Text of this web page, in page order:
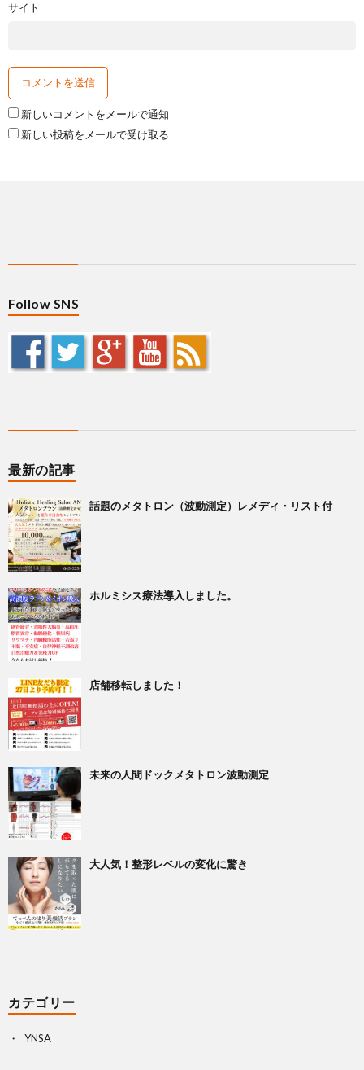
サイト
新しいコメントをメールで通知
新しい投稿をメールで受け取る
Follow SNS
最新の記事
話題のメタトロン（波動測定）レメディ・リスト付
ホルミシス療法導入しました。
店舗移転しました！
未来の人間ドックメタトロン波動測定
大人気！整形レベルの変化に驚き
カテゴリー
YNSA